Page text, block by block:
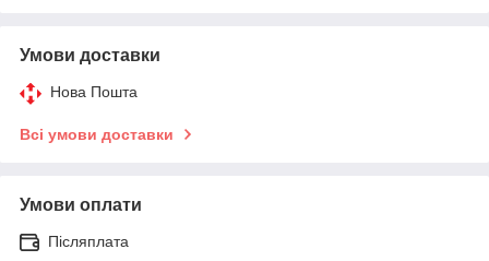
Умови доставки
Нова Пошта
Всі умови доставки
Умови оплати
Післяплата